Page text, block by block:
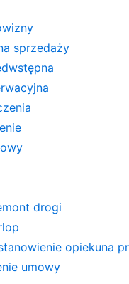
sprzedaży
drogi
opiekuna
umowy